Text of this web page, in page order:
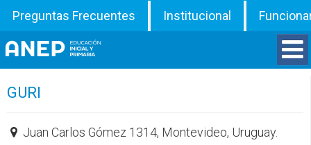
Preguntas Frecuentes Institucional
Divisiones
Departamentos
GURI
Juan Carlos Gómez 1314, Montevideo, Uruguay.